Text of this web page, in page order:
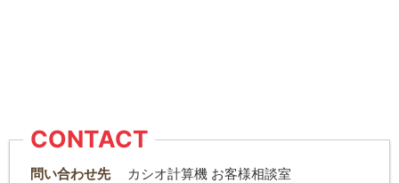
CONTACT
問い合わせ先
カシオ計算機 お客様相談室